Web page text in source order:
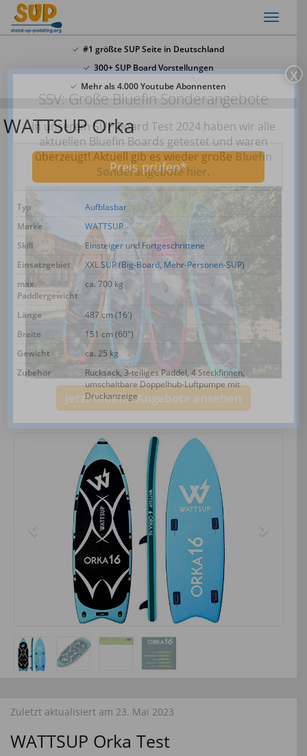
Skip
#1 größte SUP Seite in Deutschland
300+ SUP Board Vorstellungen
Mehr als 4.000 Youtube Abonnenten
WATTSUP Orka
Preis prüfen*
Typ
Aufblasbar
Marke
WATTSUP
Skill
Einsteiger und Fortgeschrittene
Einsatzgebiet
XXL SUP (Big-Board, Mehr-Personen-SUP)
max.
Paddlergewicht
ca. 700 kg
Länge
487 cm (16')
Breite
151 cm (60")
Gewicht
ca. 25 kg
Zubehör
Rucksack, 3-teiliges Paddel, 4 Steckfinnen,
umschaltbare Doppelhub-Luftpumpe mit
Druckanzeige
Zuletzt aktualisiert am 23. Mai 2023
WATTSUP Orka Test
SSV: Große Bluefin Sonderangebote
In unserem SUP Board Test 2024 haben wir alle
aktuellen Bluefin Boards getestet und waren
überzeugt! Aktuell gib es wieder großeBluefin
Sonderangebote hier.
Jetzt Bluefin Angebote ansehen
x